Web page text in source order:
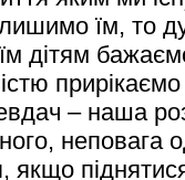
їм, то
дітям
– наша
неповага
якщо